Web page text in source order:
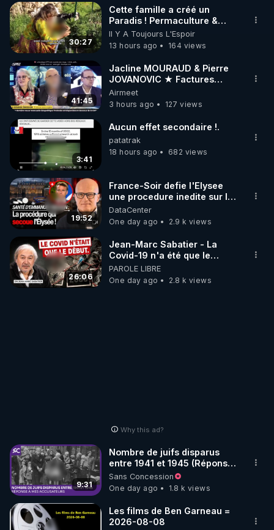
▶ 30 jours gratuit sur l’application de méditation et
de bien-être ENVOL :
Rendez-vous sur https://www.envol.app/code
le code : REGENERE
30:27
Cette famille a créé un
Paradis ! Permaculture &
Autonomie
Il Y A Toujours L'Espoir
13 hours ago
164 views
41:45
Jacline MOURAUD & Pierre
JOVANOVIC ★ Factures
Impayées : Où Est Passé Le
Pognon ?
Airmeet
3 hours ago
127 views
3:41
Aucun effet secondaire !.
patatrak
18 hours ago
682 views
19:52
France-Soir defie l'Elysee
une procedure inedite sur la
sante du president - Nexus
DataCenter
One day ago
2.9 k views
26:06
Jean-Marc Sabatier - La
Covid-19 n'a été que le
début - L'ARNm & l'ARNm-aa
jusqu où auront-t-il ?
PAROLE LIBRE
One day ago
2.8 k views
Why this ad?
9:31
Nombre de juifs disparus
entre 1941 et 1945 (Réponse
à mes accusateurs)
Sans Concession
One day ago
1.8 k views
Les films de Ben Garneau =
2026-08-08